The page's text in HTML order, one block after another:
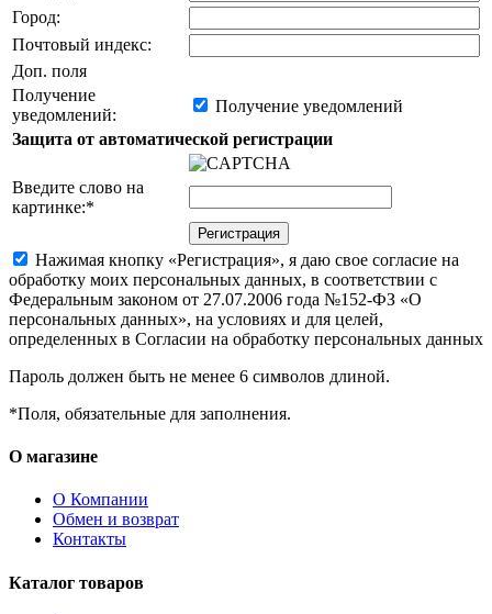
Город:
Почтовый индекс:
Доп. поля
Получение
уведомлений:
Получение уведомлений
Защита от автоматической регистрации
Введите слово на
картинке:*
Нажимая кнопку «Регистрация», я даю свое согласие на
обработку моих персональных данных, в соответствии с
Федеральным законом от 27.07.2006 года №152-ФЗ «О
персональных данных», на условиях и для целей,
определенных в Согласии на обработку персональных данных
Пароль должен быть не менее 6 символов длиной.
*Поля, обязательные для заполнения.
О магазине
О Компании
Обмен и возврат
Контакты
Каталог товаров